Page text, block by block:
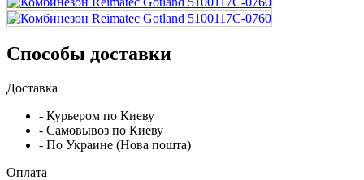
Способы доставки
Доставка
- Курьером по Киеву
- Самовывоз по Киеву
- По Украине (Нова пошта)
Оплата